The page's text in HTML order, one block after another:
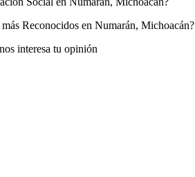
Reconocidos en Numarán, Michoacán?
interesa tu opinión